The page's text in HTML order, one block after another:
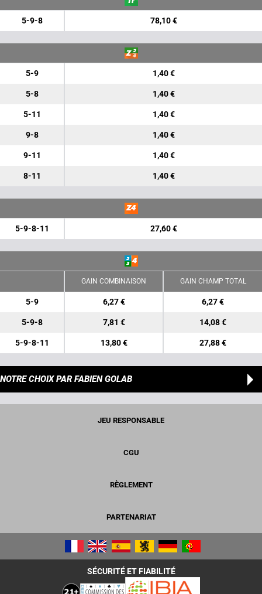
5-9-8 78,10 €
5-9 1,40 €
5-8 1,40 €
5-11 1,40 €
9-8 1,40 €
9-11 1,40 €
8-11 1,40 €
5-9-8-11 27,60 €
GAIN COMBINAISON GAIN CHAMP TOTAL
5-9 6,27 € 6,27 €
5-9-8 7,81 € 14,08 €
5-9-8-11 13,80 € 27,88 €
NOTRE CHOIX PAR FABIEN GOLAB
JEU RESPONSABLE
CGU
RÈGLEMENT
PARTENARIAT
SÉCURITÉ ET FIABILITÉ